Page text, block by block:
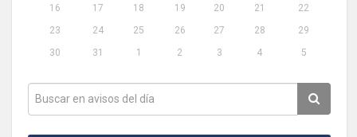
16
17 18 19 20 21
22
23
24 25 26 27 28
29
30
31 1 2 3 4 5